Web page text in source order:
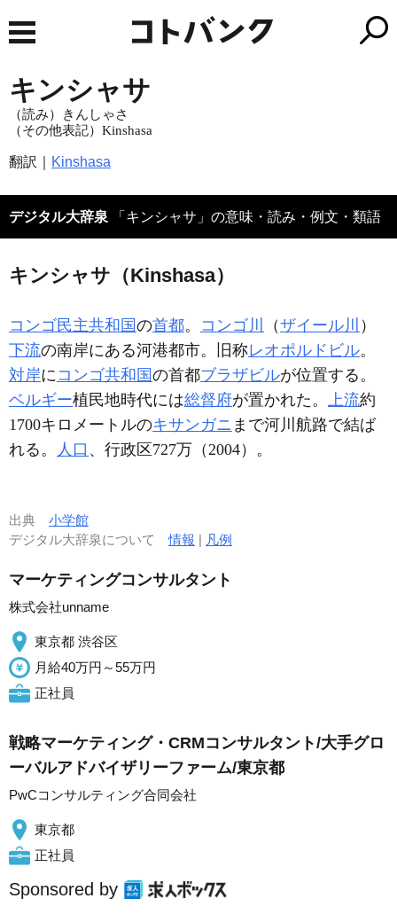
キンシャサ
（読み）きんしゃさ
（その他表記）Kinshasa
翻訳｜ Kinshasa
デジタル大辞泉 「キンシャサ」の意味・読み・例文・類語
キンシャサ（Kinshasa）
コンゴ民主共和国の首都。 コンゴ川 （ザイール川 ）
下流の南岸にある河港都市。旧称レオポルドビル。
対岸にコンゴ共和国の首都ブラザビルが位置する。
ベルギー植民地時代には総督府が置かれた。 上流約
1700キロメートルのキサンガニ まで河川航路で結ば
れる。
人口 、行政区727万（2004）。
出典 小学館
デジタル大辞泉について情報 | 凡例
マーケティングコンサルタント
株式会社unname
東京都 渋谷区
月給40万円～55万円
正社員
戦略マーケティング・CRMコンサルタント/大手グロ
ーバルアドバイザリーファーム/東京都
PwCコンサルティング合同会社
東京都
正社員
Sponsored by